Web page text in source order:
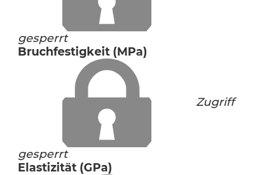
gesperrt
Bruchfestigkeit (MPa)
Zugriff
gesperrt
Elastizität (GPa)